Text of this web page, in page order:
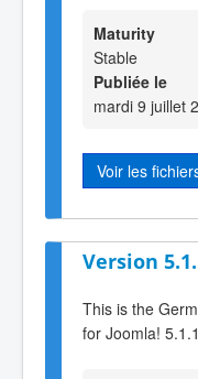
Maturity
Stable
Publiée le
mardi 9 juillet
Voir les
Version
This is the
for Joomla! 5.1.1